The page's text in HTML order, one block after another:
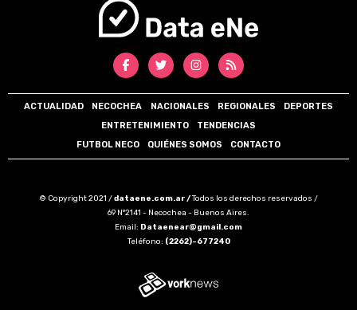
ACTUALIDAD NECOCHEA NACIONALES REGIONALES
DEPORTES
ENTRETENIMIENTO
TENDENCIAS
FUTBOL NECO
QUIÉNES SOMOS CONTACTO
© Copyright 2021 /dataene.com.ar /Todos los derechos reservados /
69 N°2141 - Necochea - Buenos Aires.
Email: Dataenear@gmail.com
Teléfono: (2262)-677240